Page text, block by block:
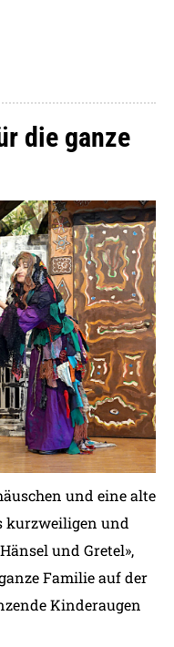
die ganze
und eine alte
kurzweiligen und
und Gretel»,
Familie auf der
Kinderaugen